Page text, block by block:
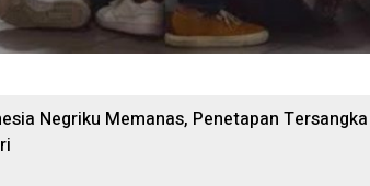
Negriku Memanas, Penetapan Tersangka